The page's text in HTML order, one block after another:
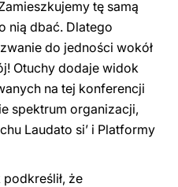
tę samą
nią dbać. Dlatego
do jedności wokół
Otuchy dodaje widok
na tej konferencji
spektrum organizacji,
Laudato si’ i Platformy
że